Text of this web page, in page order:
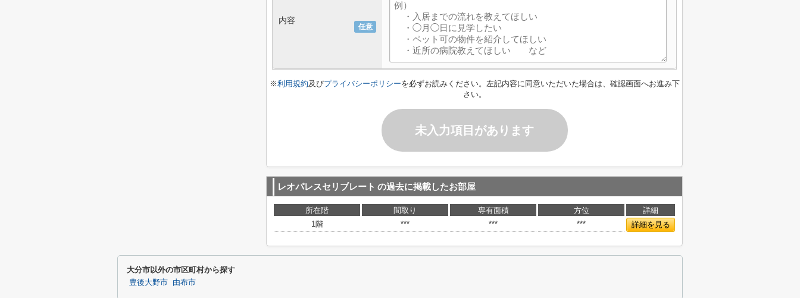
任意
内容
※利用規約及びプライバシーポリシーを必ずお読みください。左記内容に同意いただいた場合は、確認画面へお進み下
さい。
未入力項目があります
レオパレスセリブレート の過去に掲載したお部屋
所在階 間取り 専有面積 方位
詳細
1階
*** *** *** 詳細を見る
大分市以外の市区町村から探す
豊後大野市 由布市